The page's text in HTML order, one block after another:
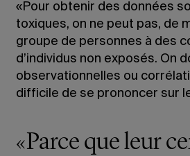
«Pour obtenir des données
toxiques, on ne peut pas, de
groupe de personnes à des
d’individus non exposés. On
observationnelles ou
difficile de se prononcer sur
«Parce que leur